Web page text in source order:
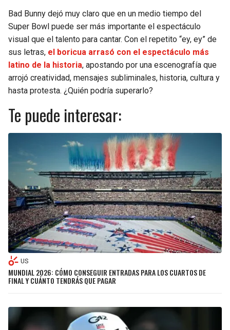
Bad Bunny dejó muy claro que en un medio tiempo del
Super Bowl puede ser más importante el espectáculo
visual que el talento para cantar. Con el repetito “ey, ey” de
sus letras, el boricua arrasó con el espectáculo más
latino de la historia, apostando por una escenografía que
arrojó creatividad, mensajes subliminales, historia, cultura y
hasta protesta. ¿Quién podría superarlo?
Te puede interesar:
US
MUNDIAL 2026: CÓMO CONSEGUIR ENTRADAS PARA LOS CUARTOS DE
FINAL Y CUÁNTO TENDRÁS QUE PAGAR